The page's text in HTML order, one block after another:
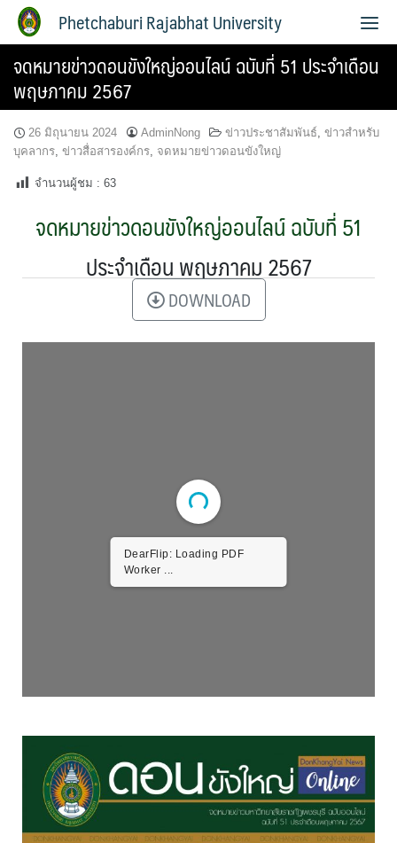
Phetchaburi Rajabhat University
จดหมายข่าวดอนขังใหญ่ออนไลน์ ฉบับที่ 51 ประจำเดือน
พฤษภาคม 2567
26 มิถุนายน 2024 AdminNong ข่าวประชาสัมพันธ์, ข่าวสำหรับ
บุคลากร, ข่าวสื่อสารองค์กร, จดหมายข่าวดอนขังใหญ่
จำนวนผู้ชม : 63
จดหมายข่าวดอนขังใหญ่ออนไลน์ ฉบับที่ 51
ประจำเดือน พฤษภาคม 2567
DOWNLOAD
DearFlip: Loading PDF
Worker ...